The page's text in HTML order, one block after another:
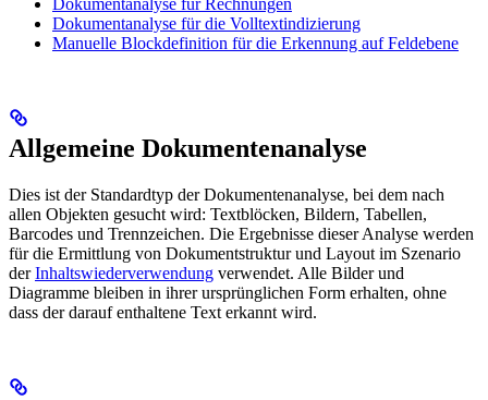
Dokumentanalyse für Rechnungen
Dokumentanalyse für die Volltextindizierung
Manuelle Blockdefinition für die Erkennung auf Feldebene
Allgemeine Dokumentenanalyse
Dies ist der Standardtyp der Dokumentenanalyse, bei dem nach
allen Objekten gesucht wird: Textblöcken, Bildern, Tabellen,
Barcodes und Trennzeichen. Die Ergebnisse dieser Analyse werden
für die Ermittlung von Dokumentstruktur und Layout im Szenario
derInhaltswiederverwendung verwendet. Alle Bilder und
Diagramme bleiben in ihrer ursprünglichen Form erhalten, ohne
dass der darauf enthaltene Text erkannt wird.